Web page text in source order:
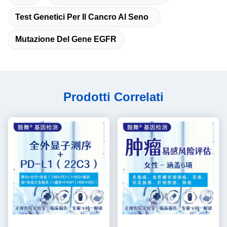
Test Genetici Per Il Cancro Al Seno
Mutazione Del Gene EGFR
Prodotti Correlati